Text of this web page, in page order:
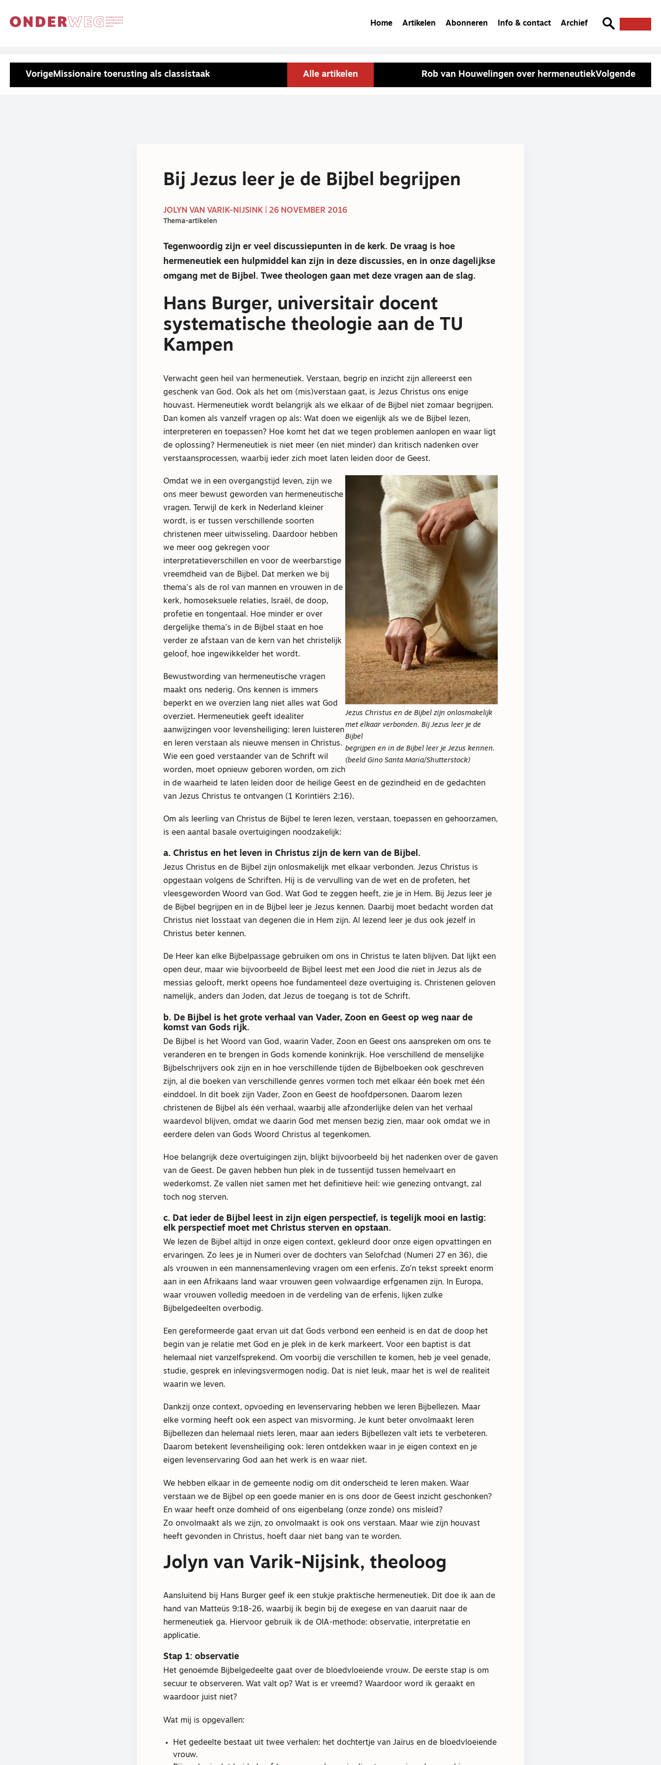
Home Artikelen Abonneren Info & contact Archief
VorigeMissionaire toerusting als classistaak Alle artikelen Rob van Houwelingen over hermeneutiekVolgende
Bij Jezus leer je de Bijbel begrijpen
JOLYN VAN VARIK-NIJSINK | 26 NOVEMBER 2016
Thema-artikelen
Tegenwoordig zijn er veel discussiepunten in de kerk. De vraag is hoe
hermeneutiek een hulpmiddel kan zijn in deze discussies, en in onze dagelijkse
omgang met de Bijbel. Twee theologen gaan met deze vragen aan de slag.
Hans Burger, universitair docent
systematische theologie aan de TU
Kampen
Verwacht geen heil van hermeneutiek. Verstaan, begrip en inzicht zijn allereerst een
geschenk van God. Ook als het om (mis)verstaan gaat, is Jezus Christus ons enige
houvast. Hermeneutiek wordt belangrijk als we elkaar of de Bijbel niet zomaar begrijpen.
Dan komen als vanzelf vragen op als: Wat doen we eigenlijk als we de Bijbel lezen,
interpreteren en toepassen? Hoe komt het dat we tegen problemen aanlopen en waar ligt
de oplossing? Hermeneutiek is niet meer (en niet minder) dan kritisch nadenken over
verstaansprocessen, waarbij ieder zich moet laten leiden door de Geest.
Jezus Christus en de Bijbel zijn onlosmakelijk
met elkaar verbonden. Bij Jezus leer je de
Bijbel
begrijpen en in de Bijbel leer je Jezus kennen.
(beeld Gino Santa Maria/Shutterstock)
Omdat we in een overgangstijd leven, zijn we
ons meer bewust geworden van hermeneutische
vragen. Terwijl de kerk in Nederland kleiner
wordt, is er tussen verschillende soorten
christenen meer uitwisseling. Daardoor hebben
we meer oog gekregen voor
interpretatieverschillen en voor de weerbarstige
vreemdheid van de Bijbel. Dat merken we bij
thema’s als de rol van mannen en vrouwen in de
kerk, homoseksuele relaties, Israël, de doop,
profetie en tongentaal. Hoe minder er over
dergelijke thema’s in de Bijbel staat en hoe
verder ze afstaan van de kern van het christelijk
geloof, hoe ingewikkelder het wordt.
Bewustwording van hermeneutische vragen
maakt ons nederig. Ons kennen is immers
beperkt en we overzien lang niet alles wat God
overziet. Hermeneutiek geeft idealiter
aanwijzingen voor levensheiliging: leren luisteren
en leren verstaan als nieuwe mensen in Christus.
Wie een goed verstaander van de Schrift wil
worden, moet opnieuw geboren worden, om zich
in de waarheid te laten leiden door de heilige Geest en de gezindheid en de gedachten
van Jezus Christus te ontvangen (1 Korintiërs 2:16).
Om als leerling van Christus de Bijbel te leren lezen, verstaan, toepassen en gehoorzamen,
is een aantal basale overtuigingen noodzakelijk:
a. Christus en het leven in Christus zijn de kern van de Bijbel.
Jezus Christus en de Bijbel zijn onlosmakelijk met elkaar verbonden. Jezus Christus is
opgestaan volgens de Schriften. Hij is de vervulling van de wet en de profeten, het
vleesgeworden Woord van God. Wat God te zeggen heeft, zie je in Hem. Bij Jezus leer je
de Bijbel begrijpen en in de Bijbel leer je Jezus kennen. Daarbij moet bedacht worden dat
Christus niet losstaat van degenen die in Hem zijn. Al lezend leer je dus ook jezelf in
Christus beter kennen.
De Heer kan elke Bijbelpassage gebruiken om ons in Christus te laten blijven. Dat lijkt een
open deur, maar wie bijvoorbeeld de Bijbel leest met een Jood die niet in Jezus als de
messias gelooft, merkt opeens hoe fundamenteel deze overtuiging is. Christenen geloven
namelijk, anders dan Joden, dat Jezus de toegang is tot de Schrift.
b. De Bijbel is het grote verhaal van Vader, Zoon en Geest op weg naar de
komst van Gods rijk.
De Bijbel is het Woord van God, waarin Vader, Zoon en Geest ons aanspreken om ons te
veranderen en te brengen in Gods komende koninkrijk. Hoe verschillend de menselijke
Bijbelschrijvers ook zijn en in hoe verschillende tijden de Bijbelboeken ook geschreven
zijn, al die boeken van verschillende genres vormen toch met elkaar één boek met één
einddoel. In dit boek zijn Vader, Zoon en Geest de hoofdpersonen. Daarom lezen
christenen de Bijbel als één verhaal, waarbij alle afzonderlijke delen van het verhaal
waardevol blijven, omdat we daarin God met mensen bezig zien, maar ook omdat we in
eerdere delen van Gods Woord Christus al tegenkomen.
Hoe belangrijk deze overtuigingen zijn, blijkt bijvoorbeeld bij het nadenken over de gaven
van de Geest. De gaven hebben hun plek in de tussentijd tussen hemelvaart en
wederkomst. Ze vallen niet samen met het definitieve heil: wie genezing ontvangt, zal
toch nog sterven.
c. Dat ieder de Bijbel leest in zijn eigen perspectief, is tegelijk mooi en lastig:
elk perspectief moet met Christus sterven en opstaan.
We lezen de Bijbel altijd in onze eigen context, gekleurd door onze eigen opvattingen en
ervaringen. Zo lees je in Numeri over de dochters van Selofchad (Numeri 27 en 36), die
als vrouwen in een mannensamenleving vragen om een erfenis. Zo’n tekst spreekt enorm
aan in een Afrikaans land waar vrouwen geen volwaardige erfgenamen zijn. In Europa,
waar vrouwen volledig meedoen in de verdeling van de erfenis, lijken zulke
Bijbelgedeelten overbodig.
Een gereformeerde gaat ervan uit dat Gods verbond een eenheid is en dat de doop het
begin van je relatie met God en je plek in de kerk markeert. Voor een baptist is dat
helemaal niet vanzelfsprekend. Om voorbij die verschillen te komen, heb je veel genade,
studie, gesprek en inlevingsvermogen nodig. Dat is niet leuk, maar het is wel de realiteit
waarin we leven.
Dankzij onze context, opvoeding en levenservaring hebben we leren Bijbellezen. Maar
elke vorming heeft ook een aspect van misvorming. Je kunt beter onvolmaakt leren
Bijbellezen dan helemaal niets leren, maar aan ieders Bijbellezen valt iets te verbeteren.
Daarom betekent levensheiliging ook: leren ontdekken waar in je eigen context en je
eigen levenservaring God aan het werk is en waar niet.
We hebben elkaar in de gemeente nodig om dit onderscheid te leren maken. Waar
verstaan we de Bijbel op een goede manier en is ons door de Geest inzicht geschonken?
En waar heeft onze domheid of ons eigenbelang (onze zonde) ons misleid?
Zo onvolmaakt als we zijn, zo onvolmaakt is ook ons verstaan. Maar wie zijn houvast
heeft gevonden in Christus, hoeft daar niet bang van te worden.
Jolyn van Varik-Nijsink, theoloog
Aansluitend bij Hans Burger geef ik een stukje praktische hermeneutiek. Dit doe ik aan de
hand van Matteüs 9:18-26, waarbij ik begin bij de exegese en van daaruit naar de
hermeneutiek ga. Hiervoor gebruik ik de OIA-methode: observatie, interpretatie en
applicatie.
Stap 1: observatie
Het genoemde Bijbelgedeelte gaat over de bloedvloeiende vrouw. De eerste stap is om
secuur te observeren. Wat valt op? Wat is er vreemd? Waardoor word ik geraakt en
waardoor juist niet?
Wat mij is opgevallen:
Het gedeelte bestaat uit twee verhalen: het dochtertje van Jaïrus en de bloedvloeiende
vrouw.